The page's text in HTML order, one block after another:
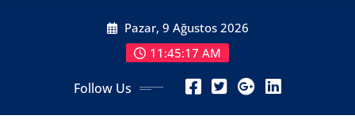
Pazar, 9 Ağustos 2026
11:45:18 AM
Follow Us